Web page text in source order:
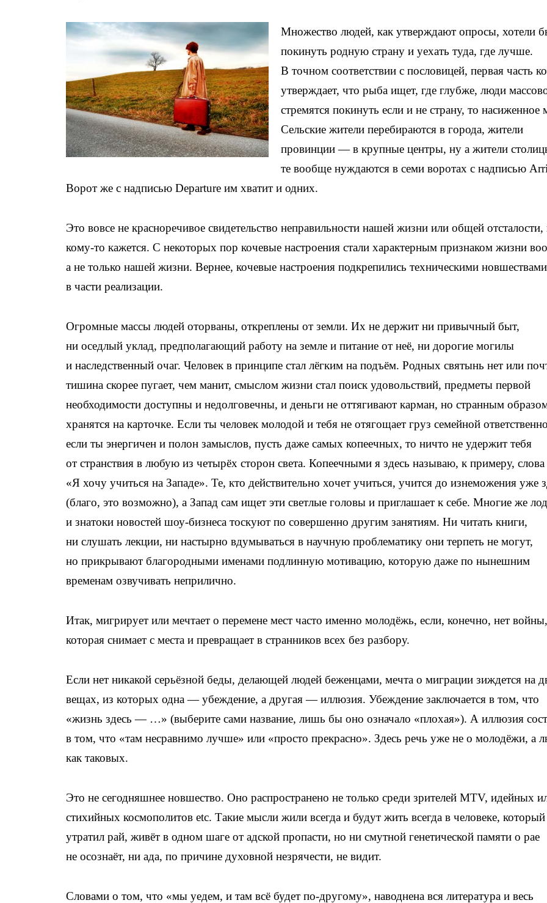
Множество людей, как утверждают опросы, хотели
покинуть родную страну и уехать туда, где лучше.
В точном соответствии с пословицей, первая часть
утверждает, что рыба ищет, где глубже, люди
стремятся покинуть если и не страну, то насиженное
Сельские жители перебираются в города, жители
провинции — в крупные центры, ну а жители
те вообще нуждаются в семи воротах с надписью
Ворот же с надписью Departure им хватит и одних.
Это вовсе не красноречивое свидетельство неправильности нашей жизни или общей отсталости,
кому-то кажется. С некоторых пор кочевые настроения стали характерным признаком жизни
а не только нашей жизни. Вернее, кочевые настроения подкрепились техническими новшествами
в части реализации.
Огромные массы людей оторваны, откреплены от земли. Их не держит ни привычный быт,
ни оседлый уклад, предполагающий работу на земле и питание от неё, ни дорогие могилы
и наследственный очаг. Человек в принципе стал лёгким на подъём. Родных святынь нет или
тишина скорее пугает, чем манит, смыслом жизни стал поиск удовольствий, предметы первой
необходимости доступны и недолговечны, и деньги не оттягивают карман, но странным
хранятся на карточке. Если ты человек молодой и тебя не отягощает груз семейной
если ты энергичен и полон замыслов, пусть даже самых копеечных, то ничто не удержит тебя
от странствия в любую из четырёх сторон света. Копеечными я здесь называю, к примеру, слова
«Я хочу учиться на Западе». Те, кто действительно хочет учиться, учится до изнеможения уже
(благо, это возможно), а Запад сам ищет эти светлые головы и приглашает к себе. Многие же
и знатоки новостей шоу-бизнеса тоскуют по совершенно другим занятиям. Ни читать книги,
ни слушать лекции, ни настырно вдумываться в научную проблематику они терпеть не могут,
но прикрывают благородными именами подлинную мотивацию, которую даже по нынешним
временам озвучивать неприлично.
Итак, мигрирует или мечтает о перемене мест часто именно молодёжь, если, конечно, нет войны,
которая снимает с места и превращает в странников всех без разбору.
Если нет никакой серьёзной беды, делающей людей беженцами, мечта о миграции зиждется на
вещах, из которых одна — убеждение, а другая — иллюзия. Убеждение заключается в том, что
«жизнь здесь — …» (выберите сами название, лишь бы оно означало «плохая»). А иллюзия
в том, что «там несравнимо лучше» или «просто прекрасно». Здесь речь уже не о молодёжи, а
как таковых.
Это не сегодняшнее новшество. Оно распространено не только среди зрителей MTV, идейных
стихийных космополитов etc. Такие мысли жили всегда и будут жить всегда в человеке, который
утратил рай, живёт в одном шаге от адской пропасти, но ни смутной генетической памяти о рае
не осознаёт, ни ада, по причине духовной незрячести, не видит.
Словами о том, что «мы уедем, и там всё будет по-другому», наводнена вся литература и весь